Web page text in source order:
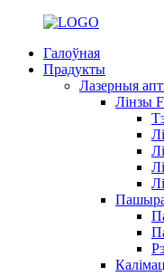
Галоўная
Прадукты
Лазерныя
Лінзы